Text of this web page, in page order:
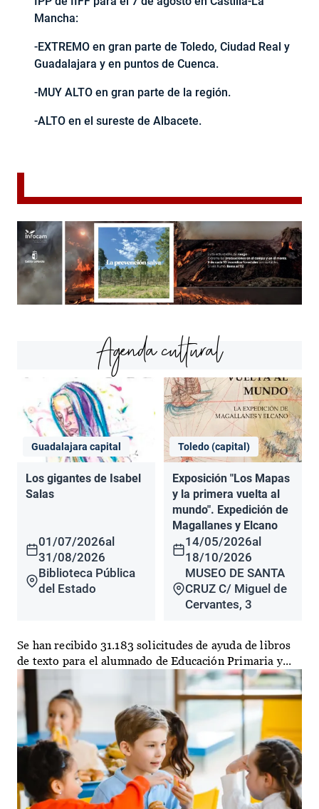
Mancha:
-EXTREMO en gran parte de Toledo, Ciudad Real y
Guadalajara y en puntos de Cuenca.
-MUY ALTO en gran parte de la región.
-ALTO en el sureste de Albacete.
Agenda cultural
Guadalajara capital
Los gigantes de Isabel
Salas
01/07/2026al
31/08/2026
Biblioteca Pública
del Estado
Toledo (capital)
Exposición "Los Mapas
y la primera vuelta al
mundo". Expedición de
Magallanes y Elcano
14/05/2026al
18/10/2026
MUSEO DE SANTA
CRUZ C/ Miguel de
Cervantes, 3
Se han recibido 31.183 solicitudes de ayuda de libros
de texto para el alumnado de Educación Primaria y...